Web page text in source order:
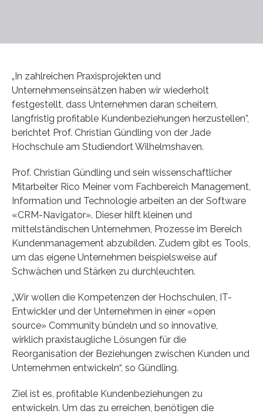
„In zahlreichen Praxisprojekten und
Unternehmenseinsätzen haben wir wiederholt
festgestellt, dass Unternehmen daran scheitern,
langfristig profitable Kundenbeziehungen herzustellen”,
berichtet Prof. Christian Gündling von der Jade
Hochschule am Studiendort Wilhelmshaven.
Prof. Christian Gündling und sein wissenschaftlicher
Mitarbeiter Rico Meiner vom Fachbereich Management,
Information und Technologie arbeiten an der Software
«CRM-Navigator». Dieser hilft kleinen und
mittelständischen Unternehmen, Prozesse im Bereich
Kundenmanagement abzubilden. Zudem gibt es Tools,
um das eigene Unternehmen beispielsweise auf
Schwächen und Stärken zu durchleuchten.
„Wir wollen die Kompetenzen der Hochschulen, IT-
Entwickler und der Unternehmen in einer «open
source» Community bündeln und so innovative,
wirklich praxistaugliche Lösungen für die
Reorganisation der Beziehungen zwischen Kunden und
Unternehmen entwickeln“, so Gündling.
Ziel ist es, profitable Kundenbeziehungen zu
entwickeln. Um das zu erreichen, benötigen die